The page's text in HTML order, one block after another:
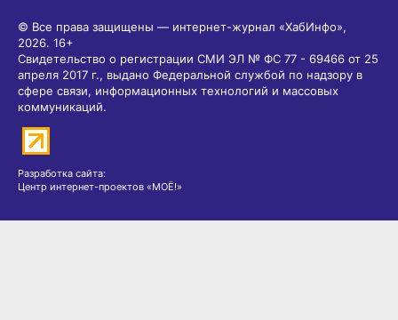
© Все права защищены — интернет-журнал «ХабИнфо»,
2026. 16+
Свидетельство о регистрации СМИ ЭЛ № ФС 77 - 69466 от 25
апреля 2017 г., выдано Федеральной службой по надзору в
сфере связи, информационных технологий и массовых
коммуникаций.
Разработка сайта:
Центр интернет-проектов «МОЁ!»